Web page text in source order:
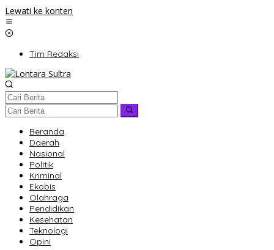
Lewati ke konten
Tim Redaksi
Beranda
Daerah
Nasional
Politik
Kriminal
Ekobis
Olahraga
Pendidikan
Kesehatan
Teknologi
Opini